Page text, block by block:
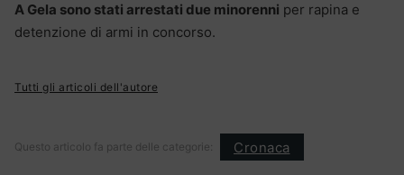
A Gela sono stati arrestati due minorenni per rapina e
detenzione di armi in concorso.
Tutti gli articoli dell'autore
Questo articolo fa parte delle categorie: Cronaca